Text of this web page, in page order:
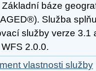
báze
Služba
služby verze 3.1
2.0.0.
vlastnosti služby